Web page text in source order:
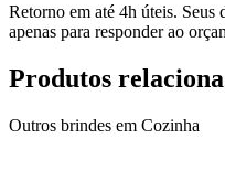
Retorno em até 4h úteis. Seus
apenas para responder ao
Produtos
Outros brindes em Cozinha